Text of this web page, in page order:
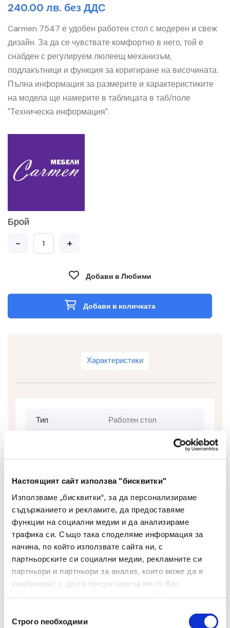
Настоящият сайт използва "бисквитки"
Използваме „бисквитки“, за да персонализираме
съдържанието и рекламите, да предоставяме
функции на социални медии и да анализираме
трафика си. Също така споделяме информация за
начина, по който използвате сайта ни, с
партньорските си социални медии, рекламните си
партньори и партньори за анализ, които може да я
комбинират с друга предоставена им от Вас
наСтрого nеобходими
240.00 лв. без ДДС
Carmen 7547 е удобен работен стол с модерен и свеж
дизайн. За да се чувствате комфортно в него, той е
снабден с регулируем люлеещ механизъм,
подлакътници и функция за коригиране на височината.
Пълна информация за размерите и характеристиките
на модела ще намерите в таблицата в таб/поле
"Техническа информация".
Брой
- +
Добави в Любими
Добави в количката
Характеристики
Тип Работен стол
Подлакътници да
Максимално
Натоварване
130 кг
Механизъм
Tilt tension - с функция
за люлеене или
фиксиране в изправена
позиция
57 см